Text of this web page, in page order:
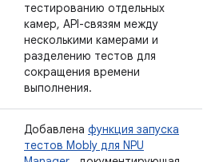
тестированию отдельных
камер, API-связям между
несколькими камерами и
разделению тестов для
сокращения времени
выполнения.
Добавлена ​​функция запуска
тестов Mobly для NPU